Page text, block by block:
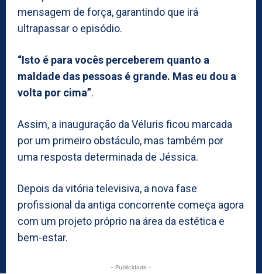
mensagem de força, garantindo que irá
ultrapassar o episódio.
“Isto é para vocês perceberem quanto a
maldade das pessoas é grande. Mas eu dou a
volta por cima”.
Assim, a inauguração da Véluris ficou marcada
por um primeiro obstáculo, mas também por
uma resposta determinada de Jéssica.
Depois da vitória televisiva, a nova fase
profissional da antiga concorrente começa agora
com um projeto próprio na área da estética e
bem-estar.
- Publicidade -